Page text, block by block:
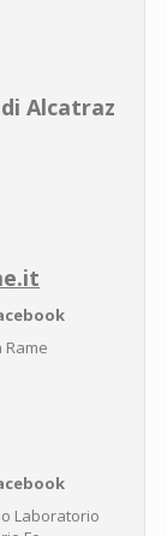
Alcatraz
Rame
Laboratorio